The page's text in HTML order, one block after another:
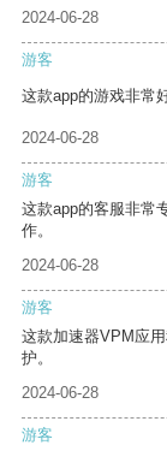
2024-06-28
游客
这款app的游戏非常
2024-06-28
游客
这款app的客服非常
作。
2024-06-28
游客
这款加速器VPM应
护。
2024-06-28
游客